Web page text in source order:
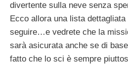
divertente sulla neve senza
Ecco allora una lista
seguire…e vedrete che la
sarà asicurata anche se di
fatto che lo sci è sempre